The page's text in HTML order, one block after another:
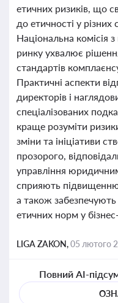
етичних ризиків, що
до етичності у
Національна комісія
ринку ухвалює
стандартів
Практичні аспекти
директорів і
спеціалізованих
краще розуміти
зміни та ініціативи
прозорого,
управління
сприяють підвищенню
а також
етичних норм у
LIGA ZAKON,05 лютого
Повний AI-